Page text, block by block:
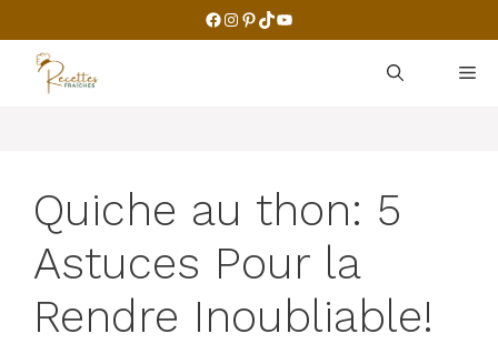
to
content
Facebook
Instagram
Pinterest
TikTok
YouTube
Quiche au thon: 5
Astuces Pour la
Rendre Inoubliable!